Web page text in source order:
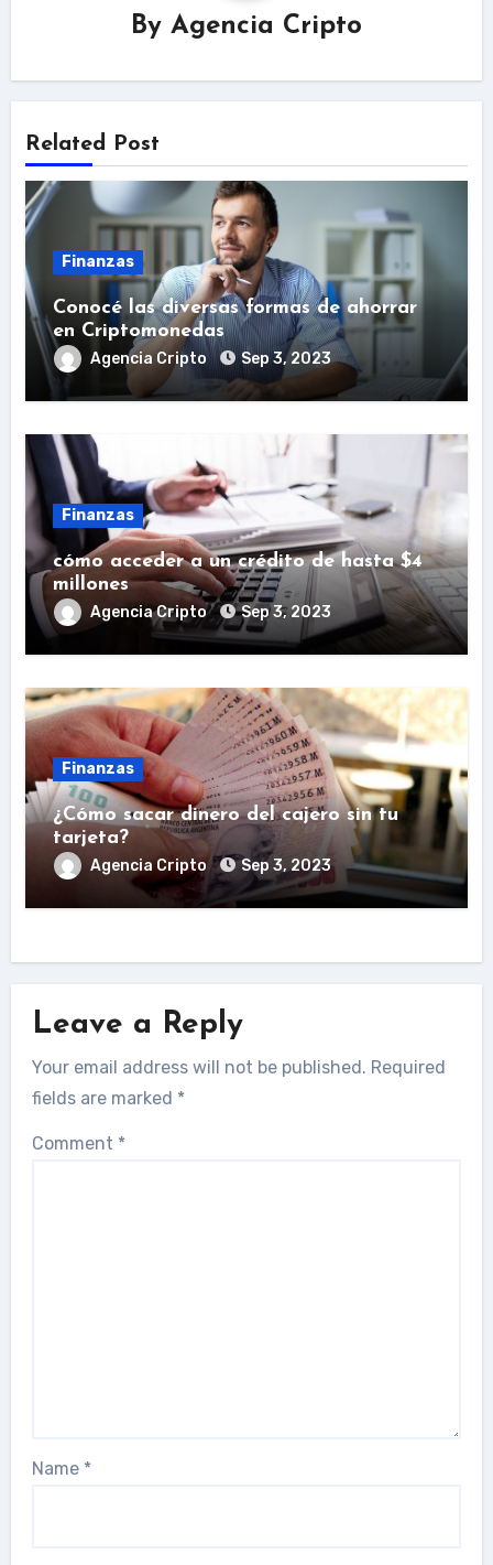
By Agencia Cripto
Related Post
Finanzas
Conocé las diversas formas de ahorrar
en Criptomonedas
Agencia Cripto Sep 3, 2023
Finanzas
cómo acceder a un crédito de hasta $4
millones
Agencia Cripto Sep 3, 2023
Finanzas
¿Cómo sacar dinero del cajero sin tu
tarjeta?
Agencia Cripto Sep 3, 2023
Leave a Reply
Your email address will not be published. Required
fields are marked *
Comment *
Name *